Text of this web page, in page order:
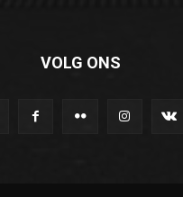
VOLG ONS